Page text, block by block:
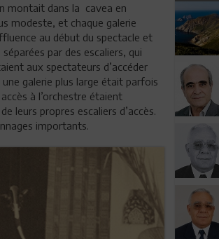
montait dans la cavea en
modeste, et chaque galerie
au début du spectacle et
par des escaliers, qui
aux spectateurs d’accéder
galerie plus large était parfois
à l’orchestre étaient
leurs propres escaliers d’accès.
importants.